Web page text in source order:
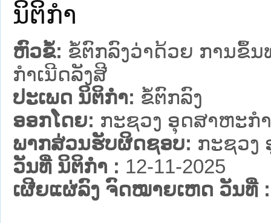
ນິຕິກໍາ
ຫົວຂໍ້: ຂໍ້ຕົກລົງວ່າດ້ວຍ ການຂຶ້
ກຳເນີດລັງສີ
ປະເພດ ນິຕິກໍາ: ຂໍ້ຕົກລົງ
ອອກໂດຍ: ກະຊວງ ອຸດສາຫະກ
ພາກສ່ວນຮັບຜິດຊອບ: ກະຊວງ
ວັນທີ່ ນິຕິກໍາ : 12-11-2025
ເຜີຍແຜ່ລົງ ຈົດໝາຍເຫດ ວັນທີ່ :